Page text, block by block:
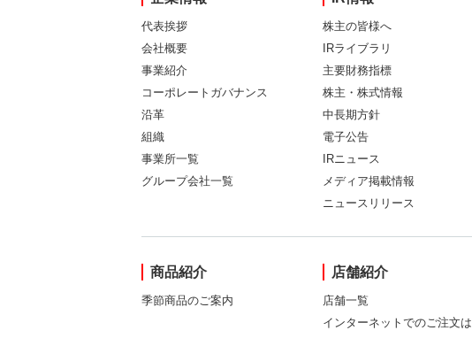
代表挨拶
会社概要
事業紹介
コーポレートガバナンス
沿革
組織
事業所一覧
グループ会社一覧
株主の皆様へ
IRライブラリ
主要財務指標
株主・株式情報
中長期方針
電子公告
IRニュース
メディア掲載情報
ニュースリリース
商品紹介
季節商品のご案内
店舗紹介
店舗一覧
インターネットでのご注文は